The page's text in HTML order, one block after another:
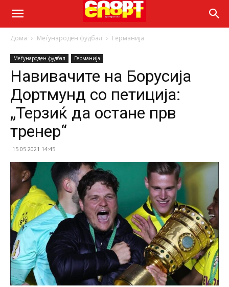
Дома Меѓународен фудбал Германија
Меѓународен фудбал Германија
Навивачите на Борусија
Дортмунд со петиција:
„Терзиќ да остане прв
тренер“
15.05.2021 14:45